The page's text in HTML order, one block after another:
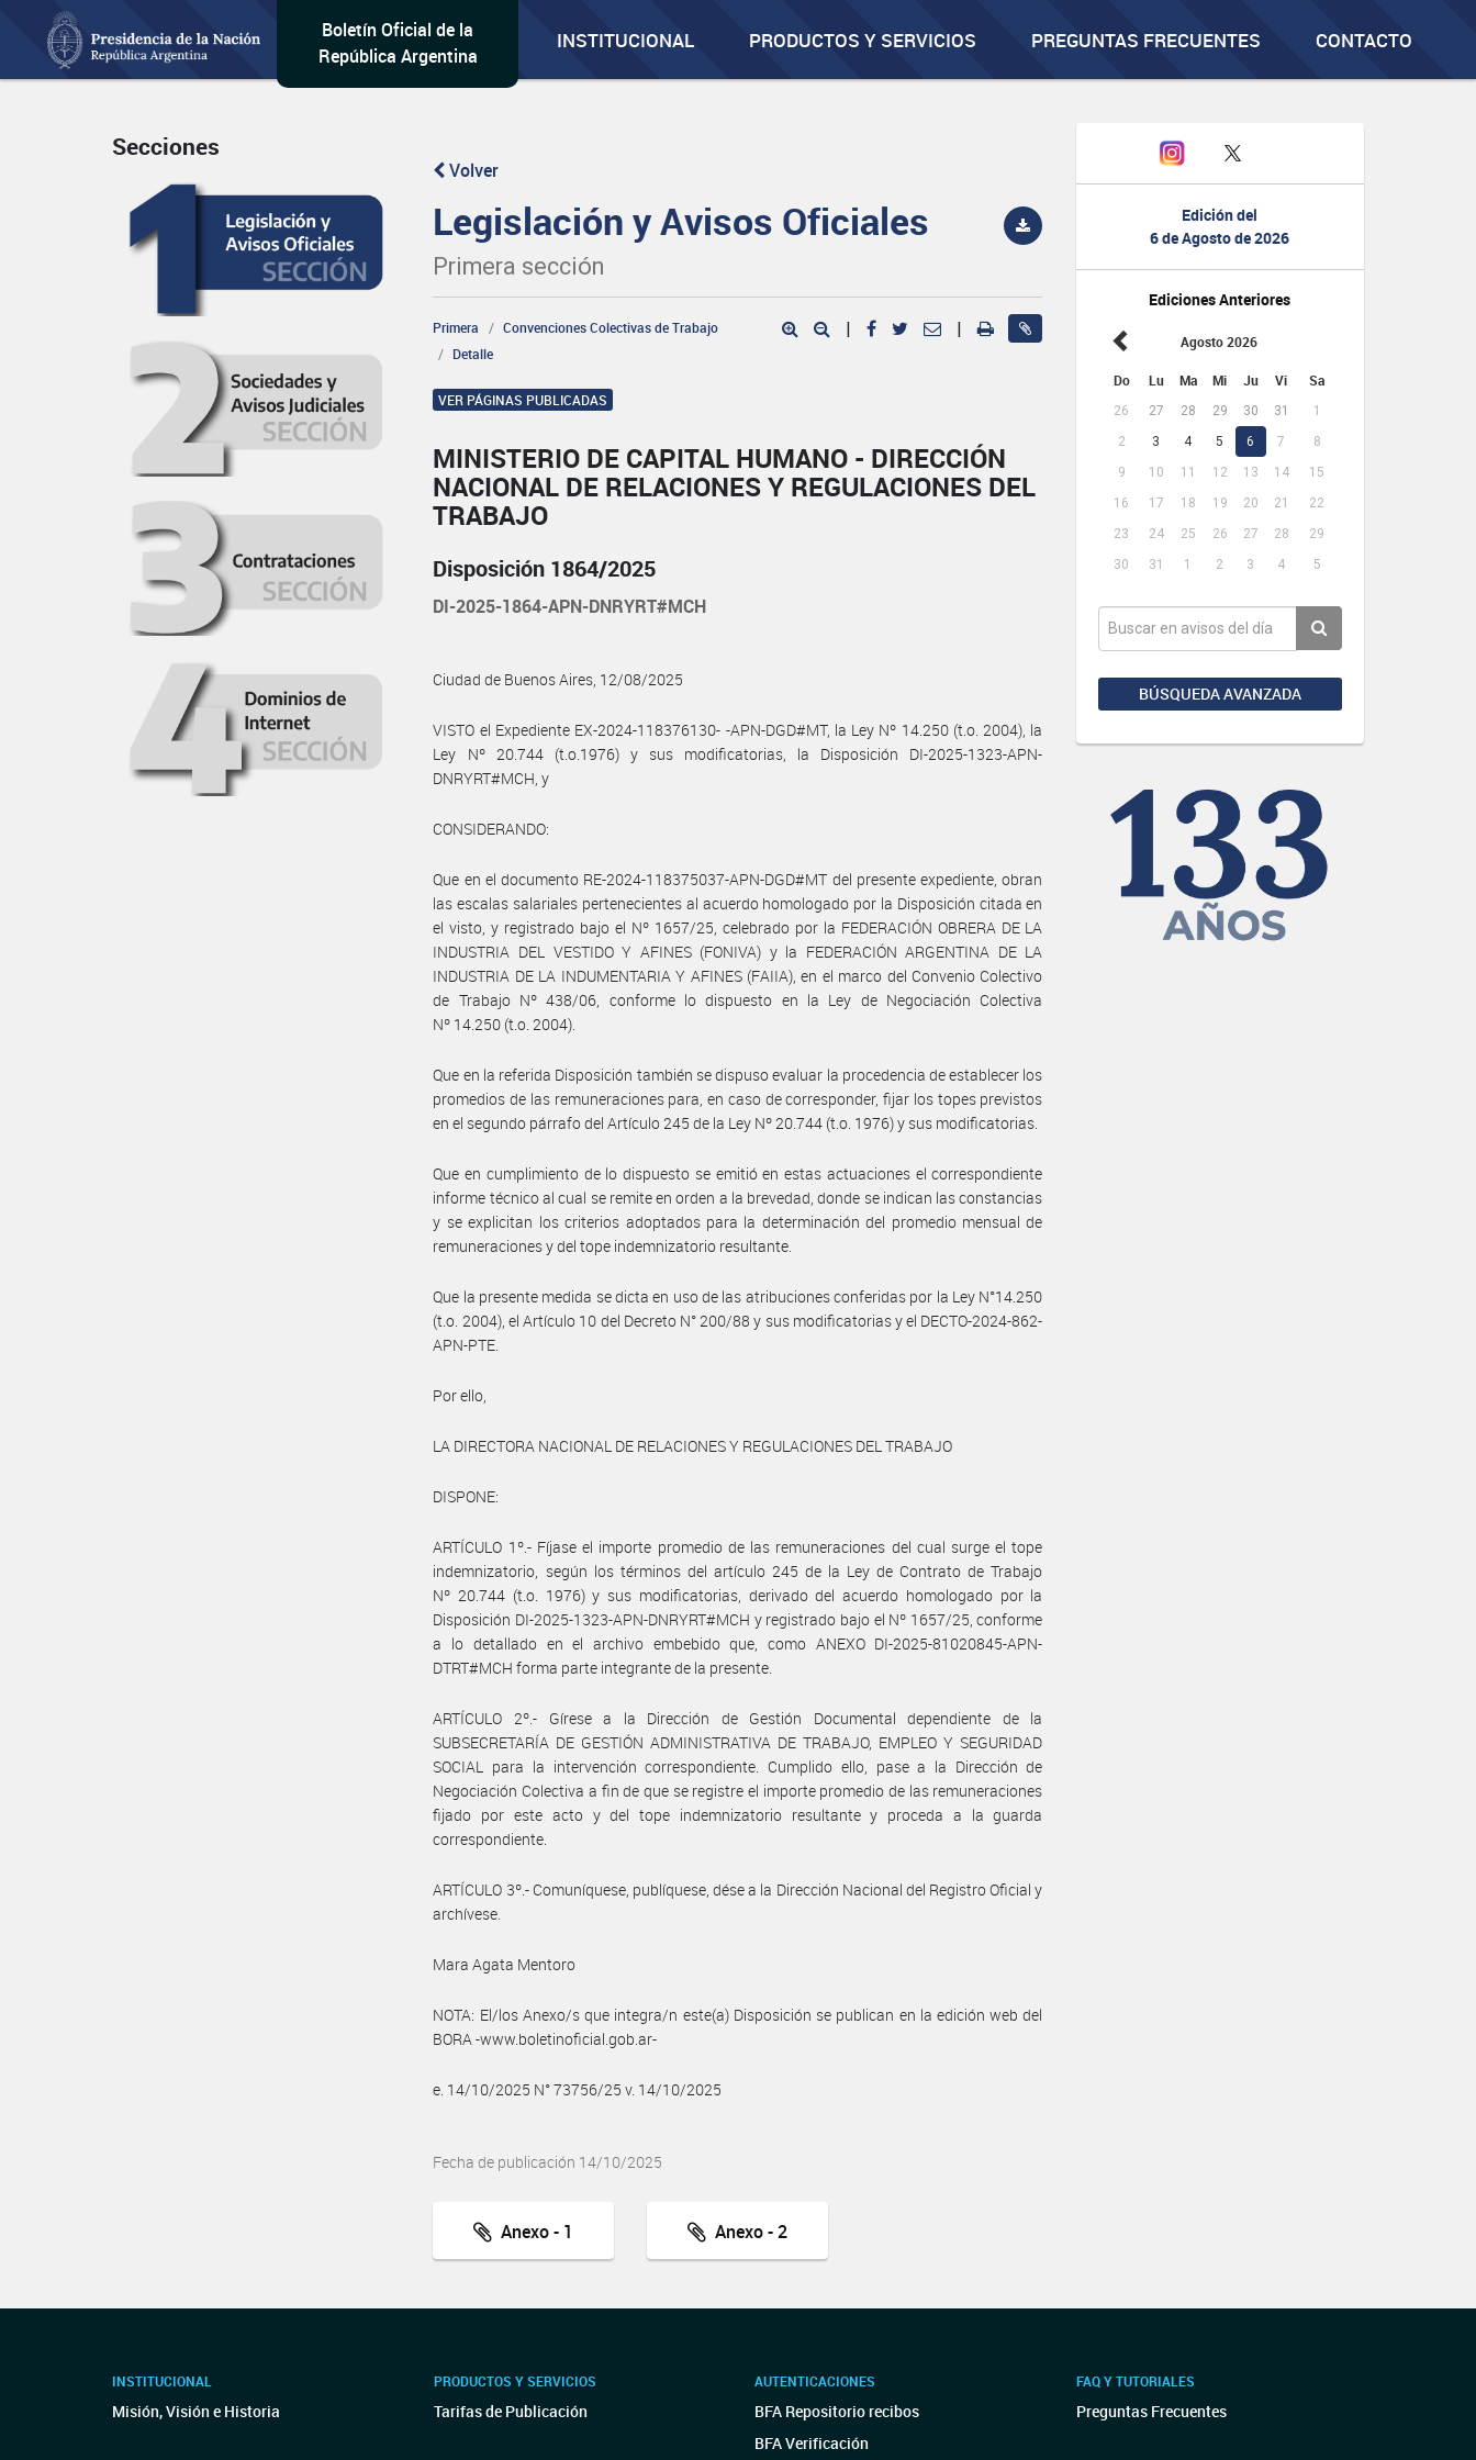
Boletín Oficial de la
República Argentina
INSTITUCIONAL PRODUCTOS Y SERVICIOS PREGUNTAS FRECUENTES CONTACTO
Edición del
6 de Agosto de 2026
Ediciones Anteriores
Agosto 2026
Do Lu Ma Mi Ju Vi Sa
26 27 28 29 30 31
1
2
3 4 5 6 7
8
9
10 11 12 13 14
15
16
17 18 19 20 21
22
23
24 25 26 27 28
29
30
31 1 2 3 4 5
BÚSQUEDA AVANZADA
Secciones
Volver
Legislación y Avisos Oficiales
Primera sección
Primera
Convenciones Colectivas de Trabajo
Detalle
| |
VER PÁGINAS PUBLICADAS
MINISTERIO DE CAPITAL HUMANO - DIRECCIÓN
NACIONAL DE RELACIONES Y REGULACIONES DEL
TRABAJO
Disposición 1864/2025
DI-2025-1864-APN-DNRYRT#MCH
Ciudad de Buenos Aires, 12/08/2025
VISTO el Expediente EX-2024-118376130- -APN-DGD#MT, la Ley Nº 14.250 (t.o. 2004), la
Ley Nº 20.744 (t.o.1976) y sus modificatorias, la Disposición DI-2025-1323-APN-
DNRYRT#MCH, y
CONSIDERANDO:
Que en el documento RE-2024-118375037-APN-DGD#MT del presente expediente, obran
las escalas salariales pertenecientes al acuerdo homologado por la Disposición citada en
el visto, y registrado bajo el Nº 1657/25, celebrado por la FEDERACIÓN OBRERA DE LA
INDUSTRIA DEL VESTIDO Y AFINES (FONIVA) y la FEDERACIÓN ARGENTINA DE LA
INDUSTRIA DE LA INDUMENTARIA Y AFINES (FAIIA), en el marco del Convenio Colectivo
de Trabajo Nº 438/06, conforme lo dispuesto en la Ley de Negociación Colectiva
Nº 14.250 (t.o. 2004).
Que en la referida Disposición también se dispuso evaluar la procedencia de establecer los
promedios de las remuneraciones para, en caso de corresponder, fijar los topes previstos
en el segundo párrafo del Artículo 245 de la Ley Nº 20.744 (t.o. 1976) y sus modificatorias.
Que en cumplimiento de lo dispuesto se emitió en estas actuaciones el correspondiente
informe técnico al cual se remite en orden a la brevedad, donde se indican las constancias
y se explicitan los criterios adoptados para la determinación del promedio mensual de
remuneraciones y del tope indemnizatorio resultante.
Que la presente medida se dicta en uso de las atribuciones conferidas por la Ley N°14.250
(t.o. 2004), el Artículo 10 del Decreto N° 200/88 y sus modificatorias y el DECTO-2024-862-
APN-PTE.
Por ello,
LA DIRECTORA NACIONAL DE RELACIONES Y REGULACIONES DEL TRABAJO
DISPONE:
ARTÍCULO 1º.- Fíjase el importe promedio de las remuneraciones del cual surge el tope
indemnizatorio, según los términos del artículo 245 de la Ley de Contrato de Trabajo
Nº 20.744 (t.o. 1976) y sus modificatorias, derivado del acuerdo homologado por la
Disposición DI-2025-1323-APN-DNRYRT#MCH y registrado bajo el Nº 1657/25, conforme
a lo detallado en el archivo embebido que, como ANEXO DI-2025-81020845-APN-
DTRT#MCH forma parte integrante de la presente.
ARTÍCULO 2º.- Gírese a la Dirección de Gestión Documental dependiente de la
SUBSECRETARÍA DE GESTIÓN ADMINISTRATIVA DE TRABAJO, EMPLEO Y SEGURIDAD
SOCIAL para la intervención correspondiente. Cumplido ello, pase a la Dirección de
Negociación Colectiva a fin de que se registre el importe promedio de las remuneraciones
fijado por este acto y del tope indemnizatorio resultante y proceda a la guarda
correspondiente.
ARTÍCULO 3º.- Comuníquese, publíquese, dése a la Dirección Nacional del Registro Oficial y
archívese.
Mara Agata Mentoro
NOTA: El/los Anexo/s que integra/n este(a) Disposición se publican en la edición web del
BORA -www.boletinoficial.gob.ar-
e. 14/10/2025 N° 73756/25 v. 14/10/2025
Fecha de publicación 14/10/2025
Anexo - 1 Anexo - 2
INSTITUCIONAL
Misión, Visión e Historia
PRODUCTOS Y SERVICIOS
Tarifas de Publicación
AUTENTICACIONES
BFA Repositorio recibos
BFA Verificación
FAQ Y TUTORIALES
Preguntas Frecuentes